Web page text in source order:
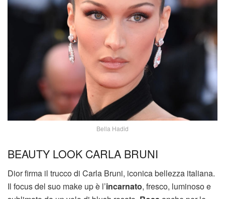
Bella Hadid
BEAUTY LOOK CARLA BRUNI
Dior firma il trucco di Carla Bruni, iconica bellezza italiana.
Il focus del suo make up è l’incarnato, fresco, luminoso e